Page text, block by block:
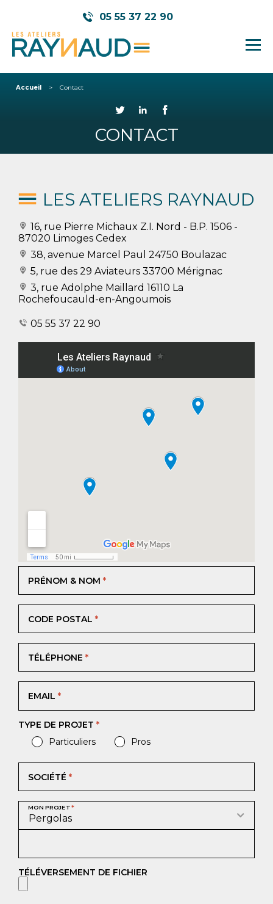
05 55 37 22 90
Accueil Contact
CONTACT
LES ATELIERS RAYNAUD
16, rue Pierre Michaux Z.I. Nord - B.P. 1506 -
87020 Limoges Cedex
38, avenue Marcel Paul 24750 Boulazac
5, rue des 29 Aviateurs 33700 Mérignac
3, rue Adolphe Maillard 16110 La
Rochefoucauld-en-Angoumois
05 55 37 22 90
PRÉNOM & NOM *
CODE POSTAL *
TÉLÉPHONE *
EMAIL *
TYPE DE PROJET *
Particuliers
Pros
SOCIÉTÉ *
Pergolas
MON PROJET*
TÉLÉVERSEMENT DE FICHIER